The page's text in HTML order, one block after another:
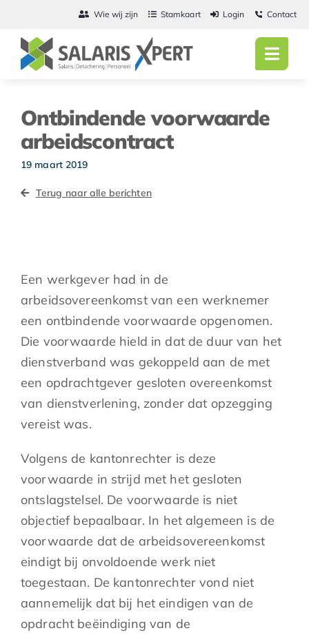
inhoud
Wie wij zijn Stamkaart Login Contact
Ontbindende voorwaarde
arbeidscontract
19 maart 2019
Terug naar alle berichten
Een werkgever had in de
arbeidsovereenkomst van een werknemer
een ontbindende voorwaarde opgenomen.
Die voorwaarde hield in dat de duur van het
dienstverband was gekoppeld aan de met
een opdrachtgever gesloten overeenkomst
van dienstverlening, zonder dat opzegging
vereist was.
Volgens de kantonrechter is deze
voorwaarde in strijd met het gesloten
ontslagstelsel. De voorwaarde is niet
objectief bepaalbaar. In het algemeen is de
voorwaarde dat de arbeidsovereenkomst
eindigt bij onvoldoende werk niet
toegestaan. De kantonrechter vond niet
aannemelijk dat bij het eindigen van de
opdracht beëindiging van de